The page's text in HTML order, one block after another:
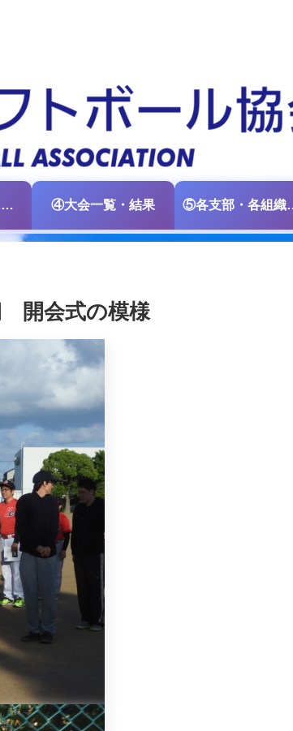
③全国・北信越・中日本大会情報 ④大会一覧・結果 ⑤各支部
開会式の模様